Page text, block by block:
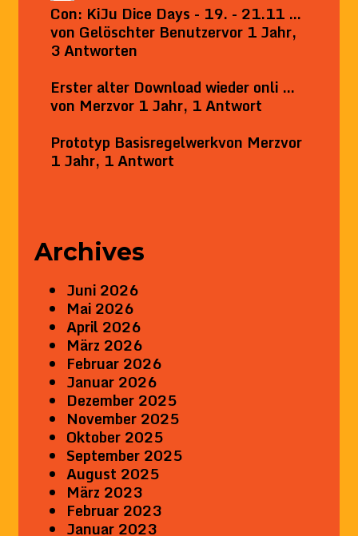
Con: KiJu Dice Days - 19. - 21.11 …
von Gelöschter Benutzervor 1 Jahr,
3 Antworten
Erster alter Download wieder onli …
von Merzvor 1 Jahr, 1 Antwort
Prototyp Basisregelwerkvon Merzvor
1 Jahr, 1 Antwort
Archives
Juni 2026
Mai 2026
April 2026
März 2026
Februar 2026
Januar 2026
Dezember 2025
November 2025
Oktober 2025
September 2025
August 2025
März 2023
Februar 2023
Januar 2023